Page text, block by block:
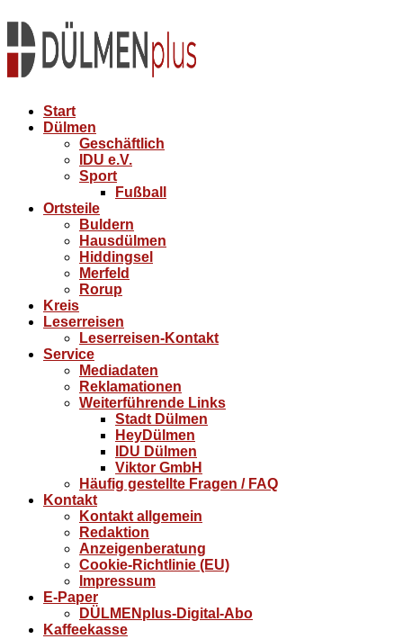
Start
Dülmen
Geschäftlich
IDU e.V.
Sport
Fußball
Ortsteile
Buldern
Hausdülmen
Hiddingsel
Merfeld
Rorup
Kreis
Leserreisen
Leserreisen-Kontakt
Service
Mediadaten
Reklamationen
Weiterführende Links
Stadt Dülmen
HeyDülmen
IDU Dülmen
Viktor GmbH
Häufig gestellte Fragen / FAQ
Kontakt
Kontakt allgemein
Redaktion
Anzeigenberatung
Cookie-Richtlinie (EU)
Impressum
E-Paper
DÜLMENplus-Digital-Abo
Kaffeekasse